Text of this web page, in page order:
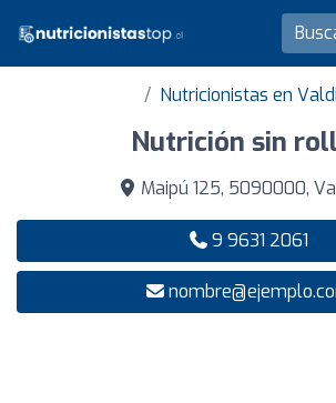
Nutricionistas en
Nutrición sin
Maipú 125, 5090000,
9 9631 2061